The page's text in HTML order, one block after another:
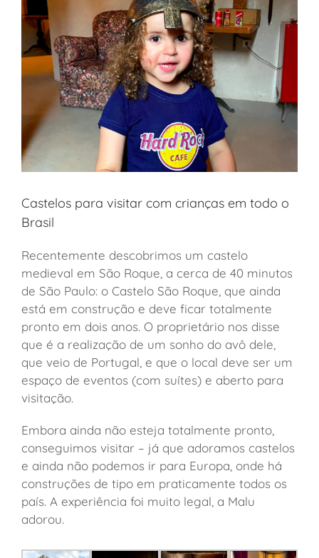
Castelos para visitar com crianças em todo o
Brasil
Recentemente descobrimos um castelo
medieval em São Roque, a cerca de 40 minutos
de São Paulo: o Castelo São Roque, que ainda
está em construção e deve ficar totalmente
pronto em dois anos. O proprietário nos disse
que é a realização de um sonho do avô dele,
que veio de Portugal, e que o local deve ser um
espaço de eventos (com suítes) e aberto para
visitação.
Embora ainda não esteja totalmente pronto,
conseguimos visitar – já que adoramos castelos
e ainda não podemos ir para Europa, onde há
construções de tipo em praticamente todos os
país. A experiência foi muito legal, a Malu
adorou.